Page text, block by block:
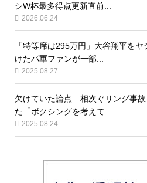
シW杯最多得点更新直前...
2026.06.24
「特等席は295万円」大谷翔平を
けたパ軍ファンが一部...
2025.08.27
欠けていた論点…相次ぐリング事故
た「ボクシングを考えて...
2025.08.24